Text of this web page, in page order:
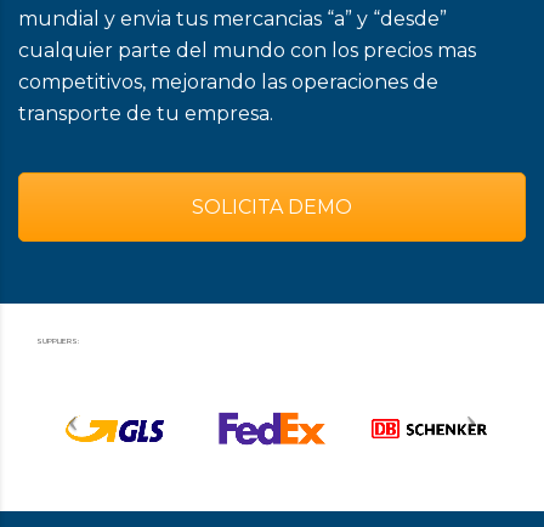
mundial y envia tus mercancias “a” y “desde”
cualquier parte del mundo con los precios mas
competitivos, mejorando las operaciones de
transporte de tu empresa.
SOLICITA DEMO
SUPPLIERS: